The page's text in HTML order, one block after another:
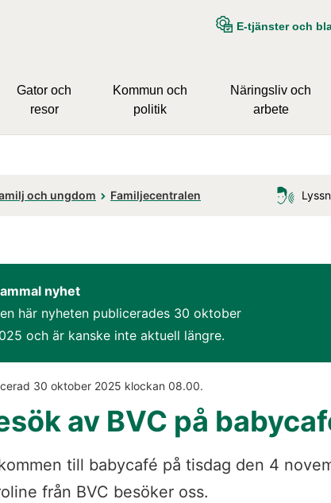
E-tjänster och
Gator och
resor
Kommun och
politik
Näringsliv och
arbete
och ungdom Familjecentralen
nyhet
här nyheten publicerades 30 oktober
och är kanske inte aktuell längre.
30 oktober 2025 klockan 08.00.
av BVC på
till babycafé på tisdag den 4
från BVC besöker oss.